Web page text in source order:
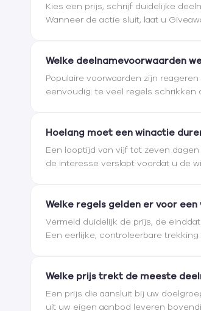
Kies een prijs, schrijf duidelijke
Wanneer de actie sluit, laat u
Welke deelnamevoorwaarden
Populaire voorwaarden zijn
eenvoudig: te veel regels schrikken
Hoelang moet een winactie
Een looptijd van vijf tot zeven
de interesse verslapt voordat u de
Welke regels gelden er voor
Vermeld duidelijk de prijs, de
Een eerlijke, controleerbare
Welke prijs trekt de meeste
Een prijs die aansluit bij uw
uit uw eigen aanbod leveren